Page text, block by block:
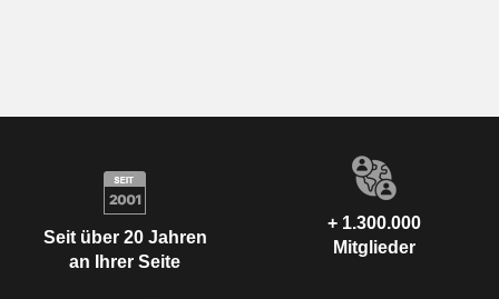
Seit über 20 Jahren
an Ihrer Seite
+ 1.300.000
Mitglieder